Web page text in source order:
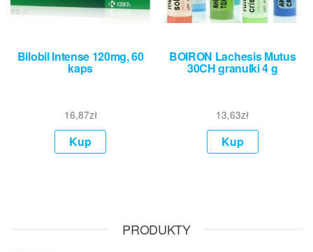
Bilobil Intense 120mg, 60
kaps
16,87zł
Kup
BOIRON Lachesis Mutus
30CH granulki 4 g
13,63zł
Kup
PRODUKTY